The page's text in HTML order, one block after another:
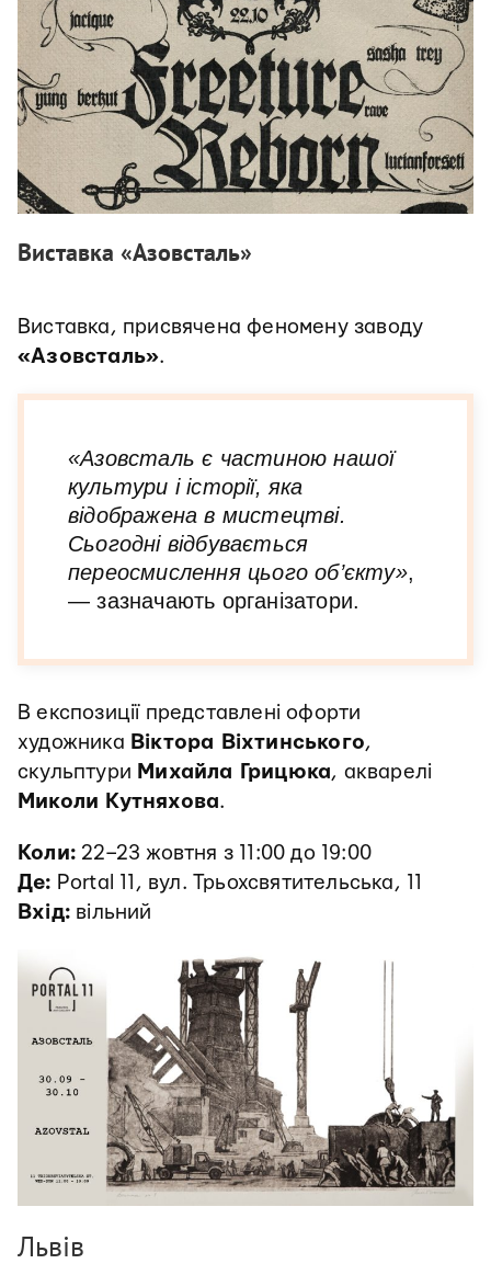
Виставка «Азовсталь»
Виставка, присвячена феномену заводу
«Азовсталь».
«Азовсталь є частиною нашої
культури і історії, яка
відображена в мистецтві.
Сьогодні відбувається
переосмислення цього об’єкту»,
— зазначають організатори.
В експозиції представлені офорти
художника Віктора Віхтинського,
скульптури Михайла Грицюка, акварелі
Миколи Кутняхова.
Коли: 22–23 жовтня з 11:00 до 19:00
Де: Portal 11, вул. Трьохсвятительська, 11
Вхід: вільний
Львів